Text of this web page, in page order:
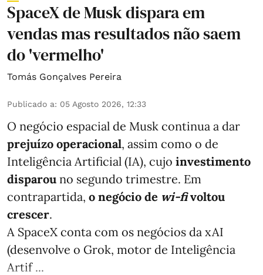
SpaceX de Musk dispara em
vendas mas resultados não saem
do 'vermelho'
Tomás Gonçalves Pereira
Publicado a: 05 Agosto 2026, 12:33
O negócio espacial de Musk continua a dar
prejuízo operacional, assim como o de
Inteligência Artificial (IA), cujo investimento
disparou no segundo trimestre. Em
contrapartida, o negócio de wi-fivoltou
crescer.
A SpaceX conta com os negócios da xAI
(desenvolve o Grok, motor de Inteligência
Artif ...